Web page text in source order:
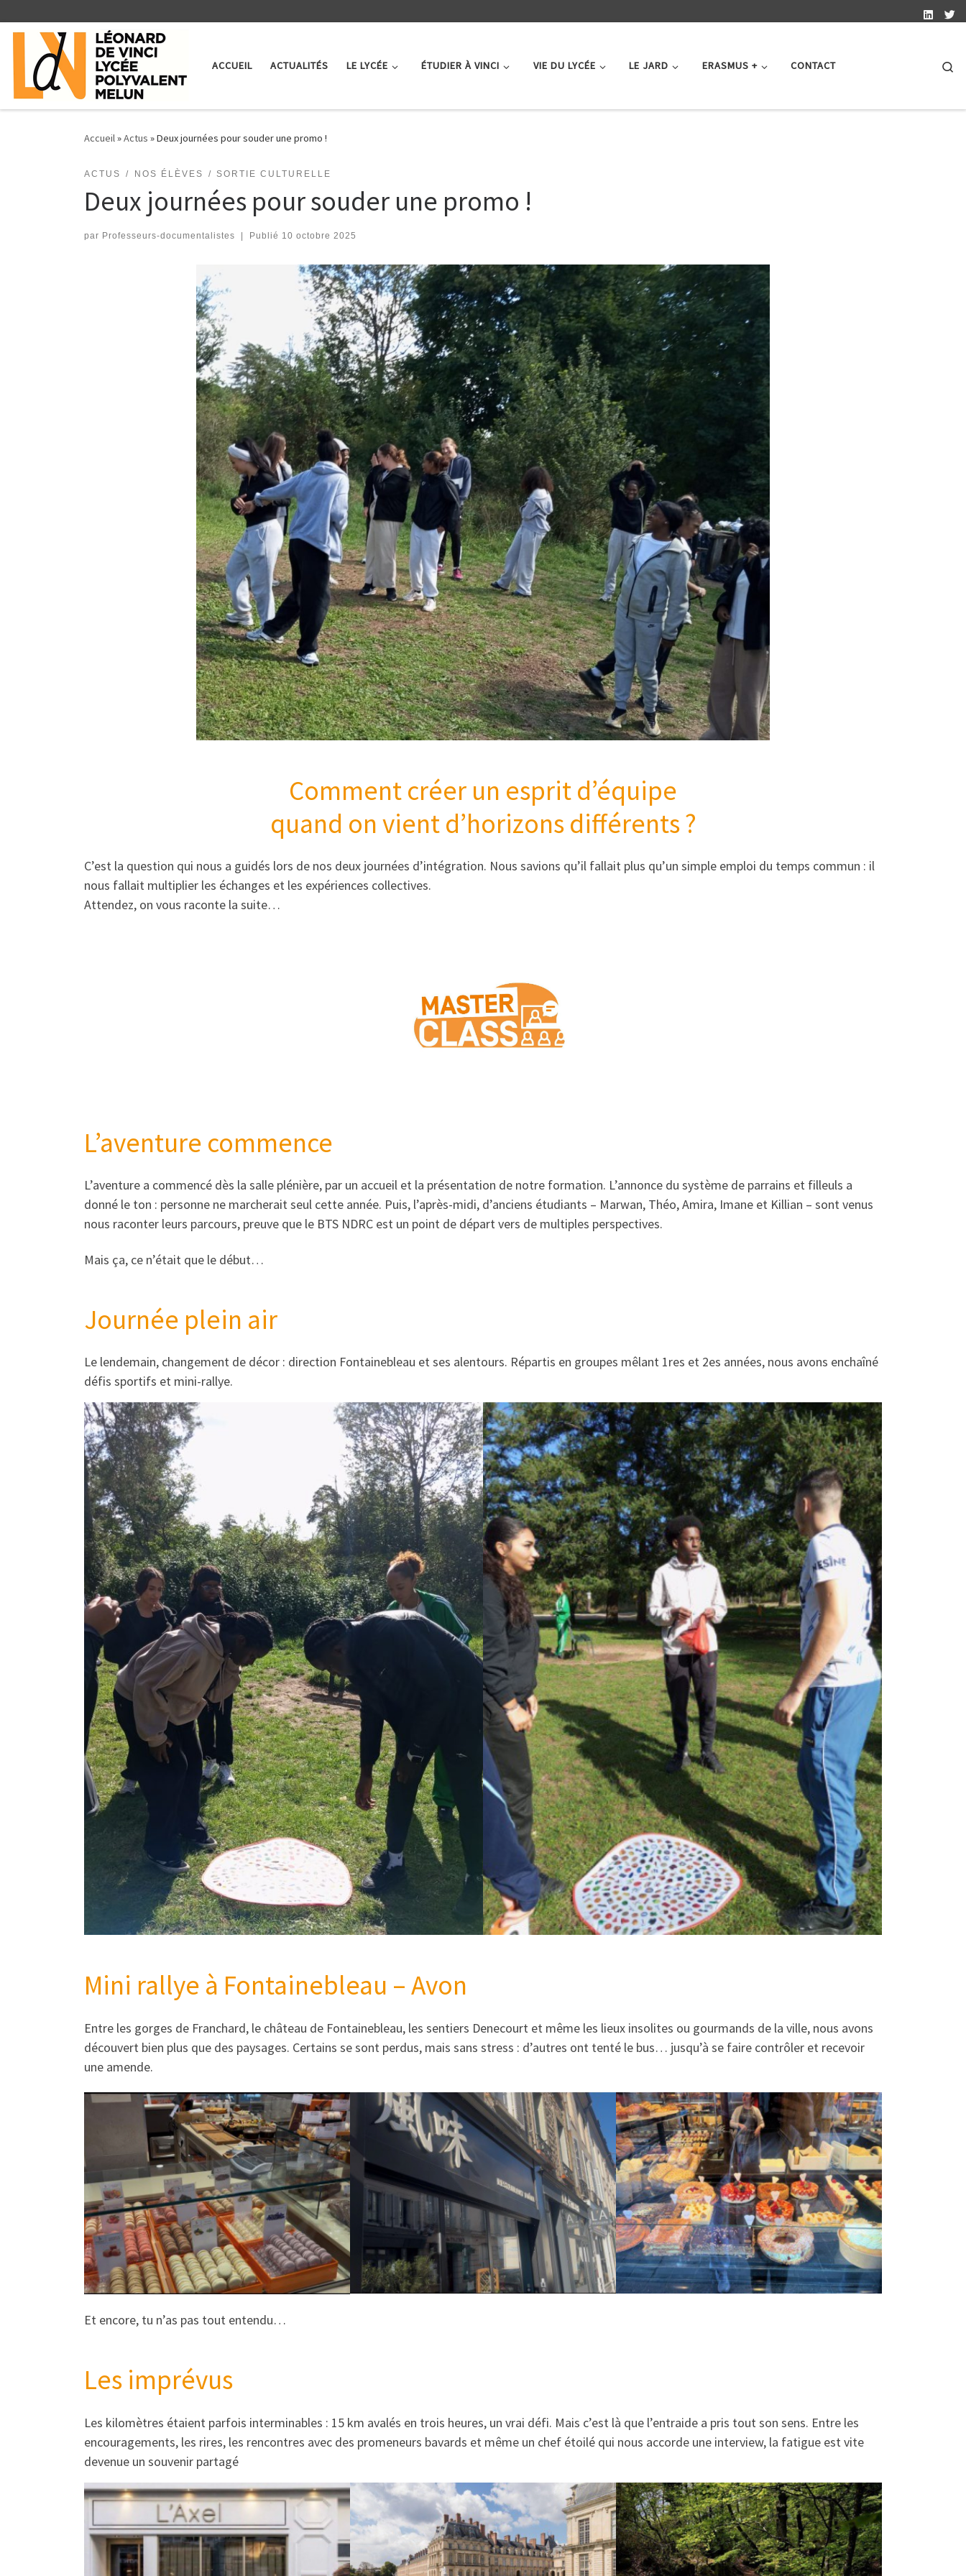
Skip to content
ACCUEIL ACTUALITÉS LE LYCÉE ÉTUDIER À VINCI VIE DU LYCÉE LE JARD ERASMUS + CONTACT
Accueil»Actus »Deux journées pour souder une promo !
ACTUS NOS ÉLÈVES SORTIE CULTURELLE
Deux journées pour souder une promo !
par Professeurs-documentalistes Publié 10 octobre 2025
Comment créer un esprit d’équipe
quand on vient d’horizons différents ?
C’est la question qui nous a guidés lors de nos deux journées d’intégration. Nous savions qu’il fallait plus qu’un simple emploi du temps commun : il
nous fallait multiplier les échanges et les expériences collectives.
Attendez, on vous raconte la suite…
L’aventure commence
L’aventure a commencé dès la salle plénière, par un accueil et la présentation de notre formation. L’annonce du système de parrains et filleuls a
donné le ton : personne ne marcherait seul cette année. Puis, l’après-midi, d’anciens étudiants – Marwan, Théo, Amira, Imane et Killian – sont venus
nous raconter leurs parcours, preuve que le BTS NDRC est un point de départ vers de multiples perspectives.
Mais ça, ce n’était que le début…
Journée plein air
Le lendemain, changement de décor : direction Fontainebleau et ses alentours. Répartis en groupes mêlant 1res et 2es années, nous avons enchaîné
défis sportifs et mini-rallye.
Mini rallye à Fontainebleau – Avon
Entre les gorges de Franchard, le château de Fontainebleau, les sentiers Denecourt et même les lieux insolites ou gourmands de la ville, nous avons
découvert bien plus que des paysages. Certains se sont perdus, mais sans stress : d’autres ont tenté le bus… jusqu’à se faire contrôler et recevoir
une amende.
Et encore, tu n’as pas tout entendu…
Les imprévus
Les kilomètres étaient parfois interminables : 15 km avalés en trois heures, un vrai défi. Mais c’est là que l’entraide a pris tout son sens. Entre les
encouragements, les rires, les rencontres avec des promeneurs bavards et même un chef étoilé qui nous accorde une interview, la fatigue est vite
devenue un souvenir partagé